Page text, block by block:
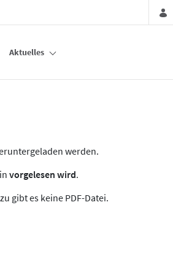
Aktuelles
werden.
vorgelesen wird.
gibt es keine PDF-Datei.